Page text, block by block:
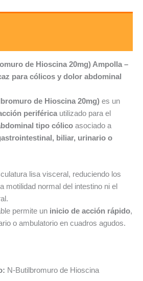
de Hioscina 20mg) Ampolla –
para cólicos y dolor abdominal
de Hioscina 20mg) es un
periférica utilizado para el
tipo cólico asociado a
biliar, urinario o
lisa visceral, reduciendo los
motilidad normal del intestino ni el
permite un inicio de acción rápido,
o ambulatorio en cuadros agudos.
N-Butilbromuro de Hioscina